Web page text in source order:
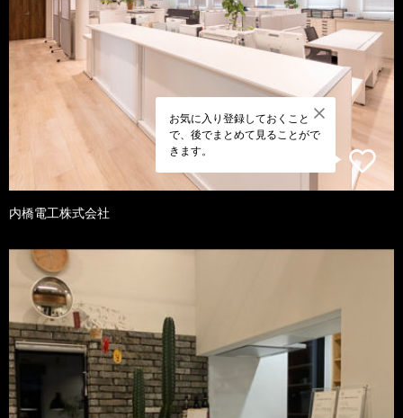
お気に入り登録しておくこと
で、後でまとめて見ることがで
きます。
内橋電工株式会社